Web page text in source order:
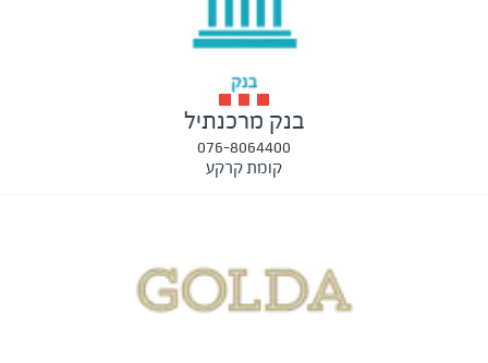
בנק מרכנתיל
076-8064400
קומת קרקע